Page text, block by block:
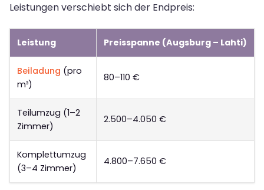
Leistungen verschiebt sich der Endpreis:
Leistung Preisspanne (Augsburg – Lahti)
Beiladung (pro
m³)
80–110 €
Teilumzug (1–2
Zimmer)
2.500–4.050 €
Komplettumzug
(3–4 Zimmer)
4.800–7.650 €